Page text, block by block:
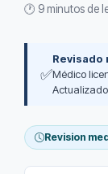
🕐 9 minutos de
✅
Revisado
Médico
Revision